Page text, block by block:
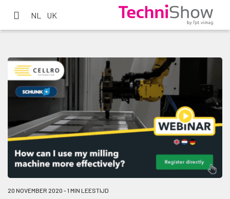
NL UK
20 NOVEMBER 2020 - 1 MIN LEESTIJD